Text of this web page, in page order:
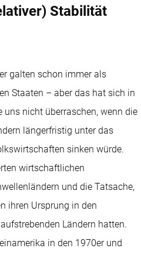
Stabilität
galten schon immer als
Staaten – aber das hat sich in
uns nicht überraschen, wenn die
längerfristig unter das
sinken würde.
wirtschaftlichen
und die Tatsache,
ihren Ursprung in den
Ländern hatten.
in den 1970er und